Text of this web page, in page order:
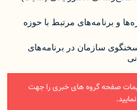
و برنامه‌های مرتبط با حوزه
سازمان در برنامه‌های
صفحه گروه های خبری را جهت